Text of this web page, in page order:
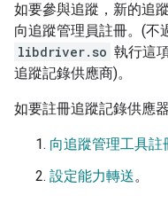
如要參與追蹤，新的追
向追蹤管理員註冊。(不
libdriver.so 執行這
追蹤記錄供應商)。
如要註冊追蹤記錄供應
向追蹤管理工具註
設定能力轉送。